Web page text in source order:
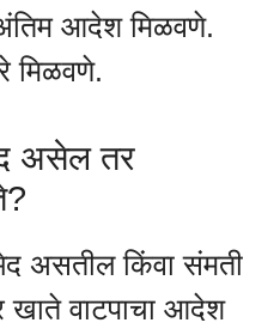
आदेश मिळवणे.
मिळवणे.
असेल तर
असतील किंवा संमती
वाटपाचा आदेश